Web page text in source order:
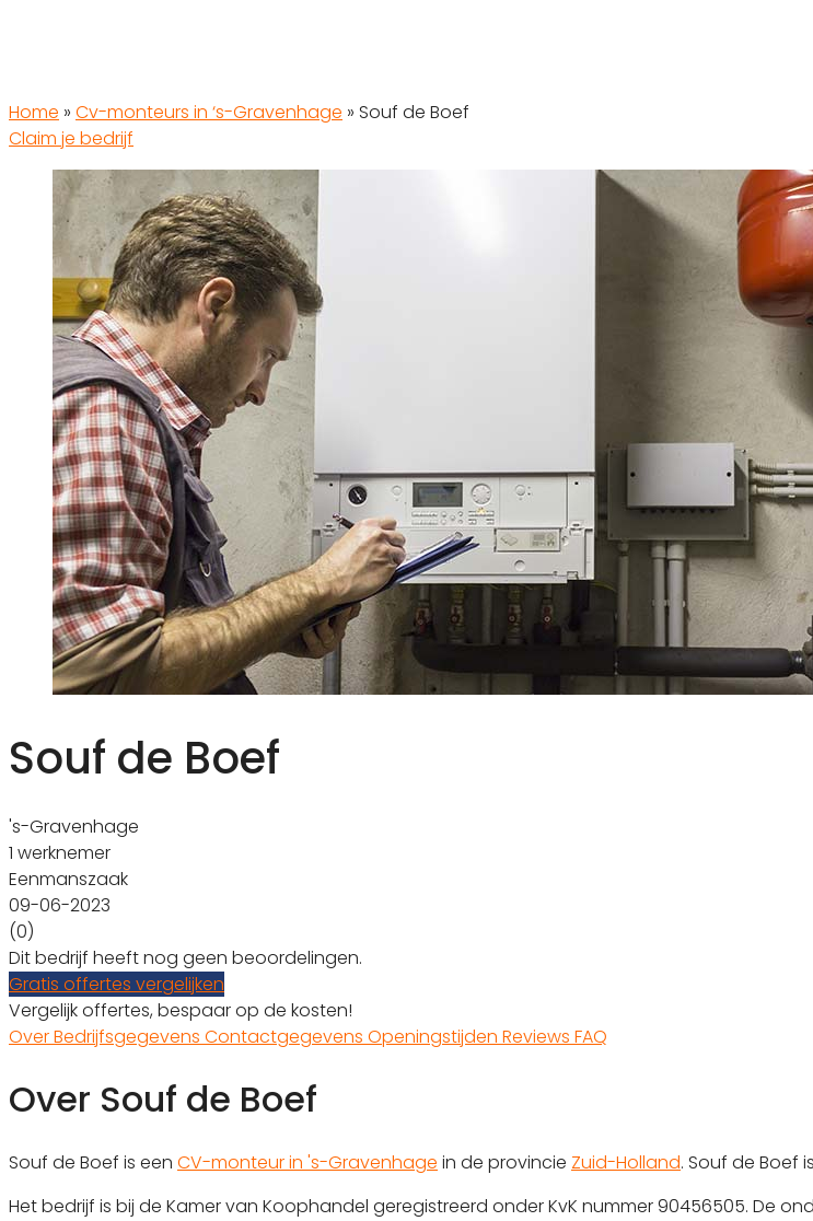
Home » Cv-monteurs in ‘s-Gravenhage » Souf de Boef
Claim je bedrijf
Souf de Boef
's-Gravenhage
1 werknemer
Eenmanszaak
09-06-2023
(0)
Dit bedrijf heeft nog geen beoordelingen.
Gratis offertes vergelijken
Vergelijk offertes, bespaar op de kosten!
OverBedrijfsgegevens Contactgegevens Openingstijden Reviews FAQ
Over Souf de Boef
Souf de Boef is een CV-monteur in 's-Gravenhage in de provincie Zuid-Holland. Souf de Boef
Het bedrijf is bij de Kamer van Koophandel geregistreerd onder KvK nummer 90456505. De